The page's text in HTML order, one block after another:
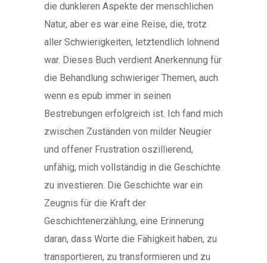
die dunkleren Aspekte der menschlichen
Natur, aber es war eine Reise, die, trotz
aller Schwierigkeiten, letztendlich lohnend
war. Dieses Buch verdient Anerkennung für
die Behandlung schwieriger Themen, auch
wenn es epub immer in seinen
Bestrebungen erfolgreich ist. Ich fand mich
zwischen Zuständen von milder Neugier
und offener Frustration oszillierend,
unfähig, mich vollständig in die Geschichte
zu investieren. Die Geschichte war ein
Zeugnis für die Kraft der
Geschichtenerzählung, eine Erinnerung
daran, dass Worte die Fähigkeit haben, zu
transportieren, zu transformieren und zu